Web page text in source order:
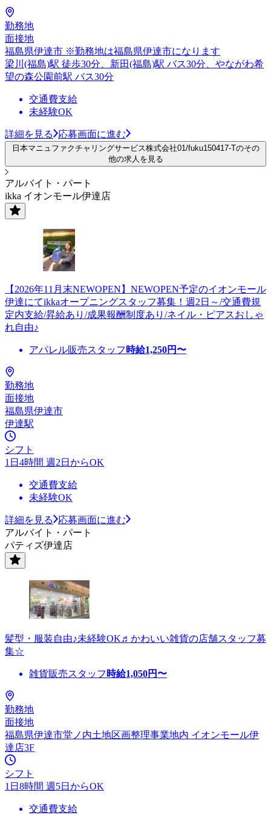
勤務地
面接地
福島県伊達市 ※勤務地は福島県伊達市になります
梁川(福島)駅 徒歩30分、新田(福島)駅 バス30分、やながわ希
望の森公園前駅 バス30分
交通費支給
未経験OK
詳細を見る 応募画面に進む
日本マニュファクチャリングサービス株式会社01/fuku150417-Tのその
他の求人を見る
アルバイト・パート
ikka イオンモール伊達店
【2026年11月末NEWOPEN】NEWOPEN予定のイオンモール
伊達にてikkaオープニングスタッフ募集！週2日～/交通費規
定内支給/昇給あり/成果報酬制度あり/ネイル・ピアスおしゃ
れ自由♪
アパレル販売スタッフ 時給1,250円〜
勤務地
面接地
福島県伊達市
伊達駅
シフト
1日4時間 週2日からOK
交通費支給
未経験OK
詳細を見る
応募画面に進む
アルバイト・パート
パティズ伊達店
髪型・服装自由♪未経験OK♬かわいい雑貨の店舗スタッフ募
集☆
雑貨販売スタッフ 時給1,050円〜
勤務地
面接地
福島県伊達市堂ノ内土地区画整理事業地内 イオンモール伊
達店3F
シフト
1日8時間 週5日からOK
交通費支給